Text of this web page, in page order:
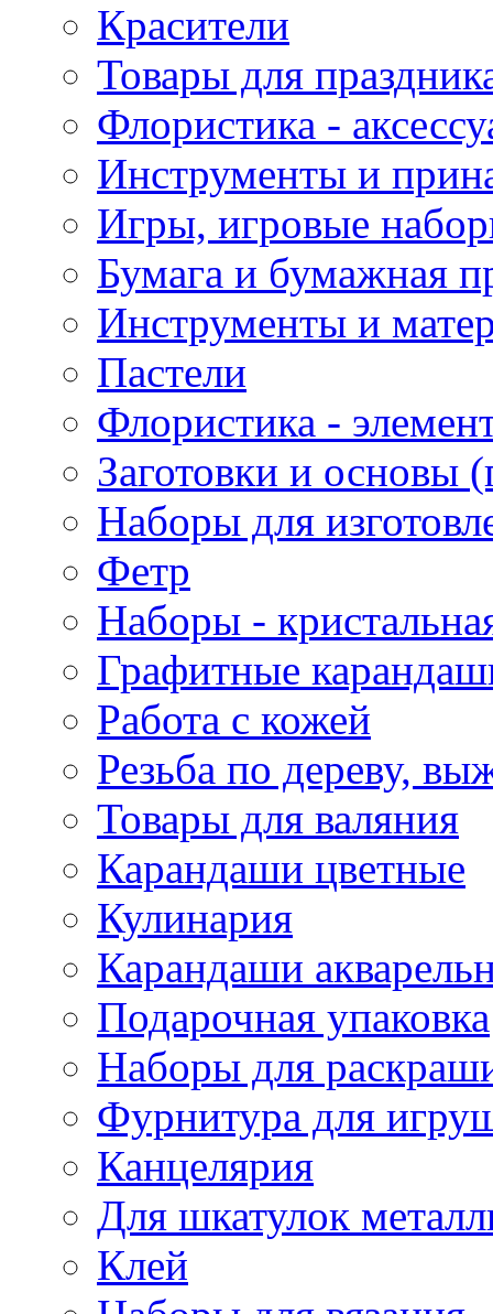
Красители
Товары для
Флористика -
Инструменты и
Игры, игровые
Бумага и бумажная
Инструменты и
Пастели
Флористика -
Заготовки и основы
Наборы для
Фетр
Наборы -
Графитные
Работа с кожей
Резьба по дереву,
Товары для валяния
Карандаши цветные
Кулинария
Карандаши
Подарочная упаковка
Наборы для
Фурнитура для
Канцелярия
Для шкатулок
Клей